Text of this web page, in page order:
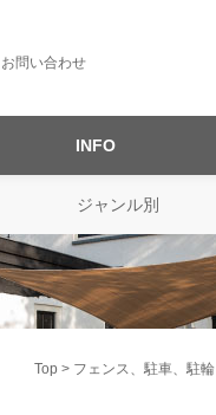
お問い合わせ
INFO
ジャンル別
Top フェンス、駐車、駐輪